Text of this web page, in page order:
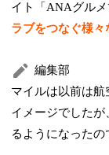
イト「ANAグルメ
ラブをつなぐ様々
編集部
マイルは以前は航
イメージでしたが
るようになったの